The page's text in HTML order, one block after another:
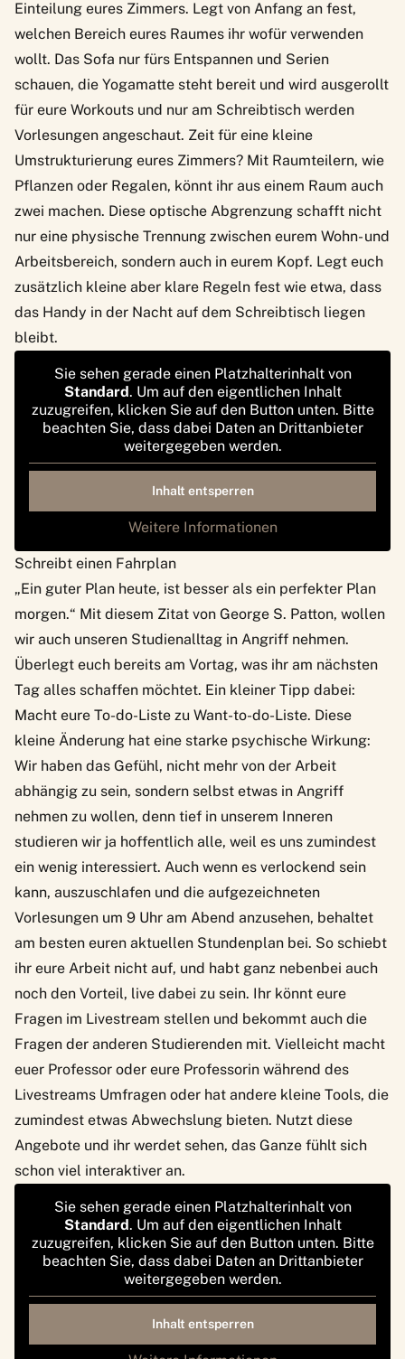
Einteilung eures Zimmers. Legt von Anfang an fest,
welchen Bereich eures Raumes ihr wofür verwenden
wollt. Das Sofa nur fürs Entspannen und Serien
schauen, die Yogamatte steht bereit und wird ausgerollt
für eure Workouts und nur am Schreibtisch werden
Vorlesungen angeschaut. Zeit für eine kleine
Umstrukturierung eures Zimmers? Mit Raumteilern, wie
Pflanzen oder Regalen, könnt ihr aus einem Raum auch
zwei machen. Diese optische Abgrenzung schafft nicht
nur eine physische Trennung zwischen eurem Wohn- und
Arbeitsbereich, sondern auch in eurem Kopf. Legt euch
zusätzlich kleine aber klare Regeln fest wie etwa, dass
das Handy in der Nacht auf dem Schreibtisch liegen
bleibt.
Sie sehen gerade einen Platzhalterinhalt von
Standard. Um auf den eigentlichen Inhalt
zuzugreifen, klicken Sie auf den Button unten. Bitte
beachten Sie, dass dabei Daten an Drittanbieter
weitergegeben werden.
Inhalt entsperren
Weitere Informationen
Schreibt einen Fahrplan
„Ein guter Plan heute, ist besser als ein perfekter Plan
morgen.“ Mit diesem Zitat von George S. Patton, wollen
wir auch unseren Studienalltag in Angriff nehmen.
Überlegt euch bereits am Vortag, was ihr am nächsten
Tag alles schaffen möchtet. Ein kleiner Tipp dabei:
Macht eure To-do-Liste zu Want-to-do-Liste. Diese
kleine Änderung hat eine starke psychische Wirkung:
Wir haben das Gefühl, nicht mehr von der Arbeit
abhängig zu sein, sondern selbst etwas in Angriff
nehmen zu wollen, denn tief in unserem Inneren
studieren wir ja hoffentlich alle, weil es uns zumindest
ein wenig interessiert. Auch wenn es verlockend sein
kann, auszuschlafen und die aufgezeichneten
Vorlesungen um 9 Uhr am Abend anzusehen, behaltet
am besten euren aktuellen Stundenplan bei. So schiebt
ihr eure Arbeit nicht auf, und habt ganz nebenbei auch
noch den Vorteil, live dabei zu sein. Ihr könnt eure
Fragen im Livestream stellen und bekommt auch die
Fragen der anderen Studierenden mit. Vielleicht macht
euer Professor oder eure Professorin während des
Livestreams Umfragen oder hat andere kleine Tools, die
zumindest etwas Abwechslung bieten. Nutzt diese
Angebote und ihr werdet sehen, das Ganze fühlt sich
schon viel interaktiver an.
Sie sehen gerade einen Platzhalterinhalt von
Standard. Um auf den eigentlichen Inhalt
zuzugreifen, klicken Sie auf den Button unten. Bitte
beachten Sie, dass dabei Daten an Drittanbieter
weitergegeben werden.
Inhalt entsperren